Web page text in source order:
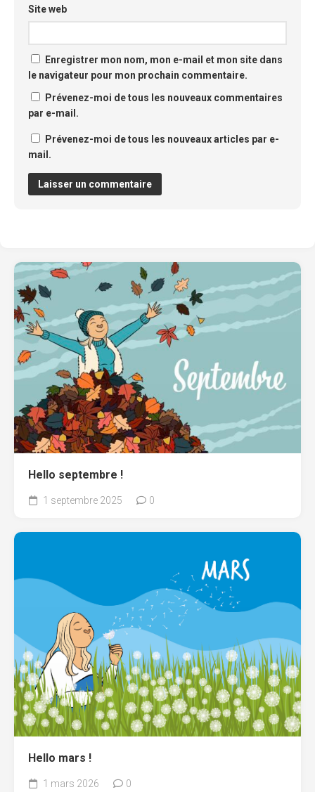
Site web
Enregistrer mon nom, mon e-mail et mon site dans
le navigateur pour mon prochain commentaire.
Prévenez-moi de tous les nouveaux commentaires
par e-mail.
Prévenez-moi de tous les nouveaux articles par e-
mail.
Hello septembre !
1 septembre 2025 0
Hello mars !
1 mars 2026 0